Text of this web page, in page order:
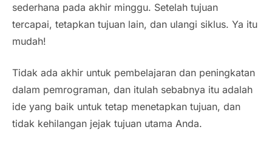
sederhana pada akhir minggu. Setelah tujuan
tercapai, tetapkan tujuan lain, dan ulangi siklus. Ya itu
mudah!
Tidak ada akhir untuk pembelajaran dan peningkatan
dalam pemrograman, dan itulah sebabnya itu adalah
ide yang baik untuk tetap menetapkan tujuan, dan
tidak kehilangan jejak tujuan utama Anda.